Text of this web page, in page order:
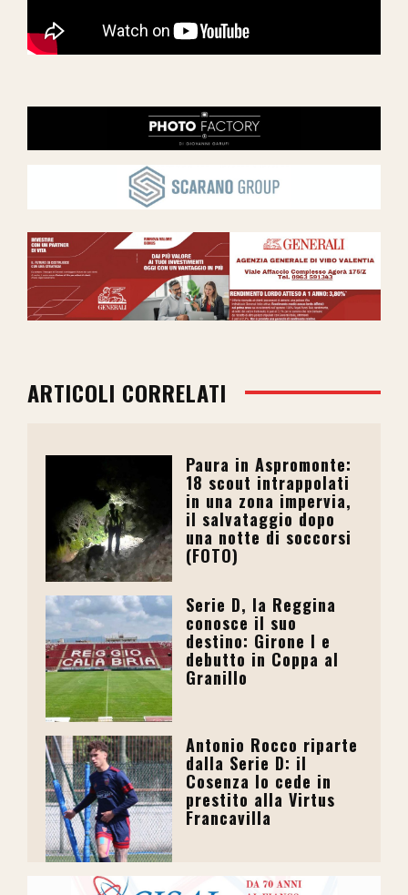
ARTICOLI CORRELATI
Paura in Aspromonte:
18 scout intrappolati
in una zona impervia,
il salvataggio dopo
una notte di soccorsi
(FOTO)
Serie D, la Reggina
conosce il suo
destino: Girone I e
debutto in Coppa al
Granillo
Antonio Rocco riparte
dalla Serie D: il
Cosenza lo cede in
prestito alla Virtus
Francavilla